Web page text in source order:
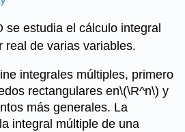
se estudia el cálculo integral
real de varias variables.
integrales múltiples, primero
rectangulares en\(\R^n\) y
más generales. La
integral múltiple de una